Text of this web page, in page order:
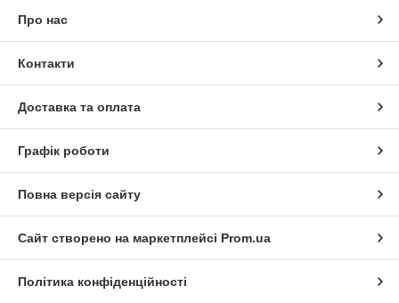
Про нас
Контакти
Доставка та оплата
Графік роботи
Повна версія сайту
Сайт створено на маркетплейсі Prom.ua
Політика конфіденційності